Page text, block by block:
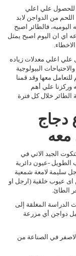
للحصول علي اعلي
من الدواجن لابد
اليوميه، فالطائر اصبح
بالساعات الإنتاجية حيث ينمو في 720 ساعه اي ان اليوم اصبح يمثل
علي اعلي معدلات زياده
البيولوجية
معها وقد قمنا
الي 4 فترات عمريه وركزنا علي أهم
خلال كل فترة
دجاج
معه
الجيد الاتي في
الطويل -عيون دائرية
سليمة لامعة شمعية
عيوب خلقية (ارجل او
الطائ.
الدراسة المغلقة إلى
دواجن أي مزرعة
في الصناعة من